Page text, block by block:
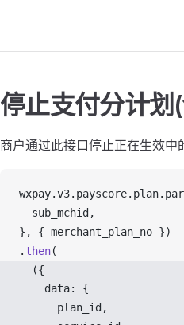
停止支付分计划
商户通过此接口停止正在生效中
wxpay.v3. payscore. plan.
sub_mchid ,
}, { merchant_plan_no })
. then(
  ({
data: {
plan_id ,